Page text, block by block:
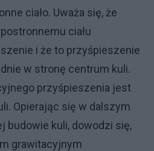
ciało. Uważa się, że
ciału
i że to przyśpieszenie
w stronę centrum kuli.
przyśpieszenia jest
Opierając się w dalszym
budowie kuli, dowodzi się,
grawitacyjnym